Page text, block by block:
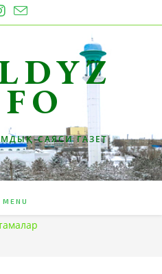
САЯСИ ГАЗЕТ
MENU